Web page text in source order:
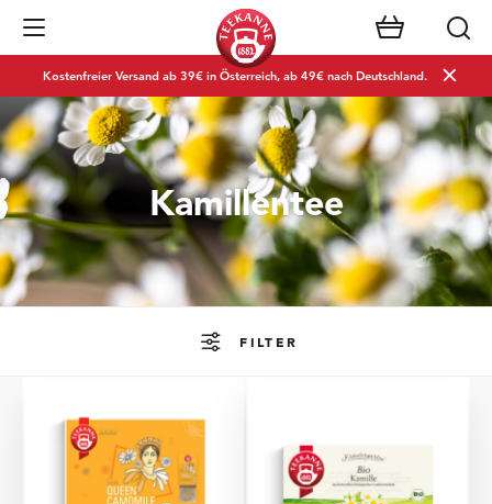
Navigation öffnen
Kostenfreier Versand ab 39€ in Österreich, ab 49€ nach Deutschland.
Kamillentee
FILTER